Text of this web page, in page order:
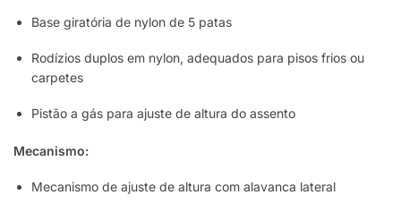
Base giratória de nylon de 5 patas
Rodízios duplos em nylon, adequados para pisos frios ou
carpetes
Pistão a gás para ajuste de altura do assento
Mecanismo:
Mecanismo de ajuste de altura com alavanca lateral